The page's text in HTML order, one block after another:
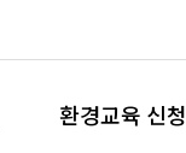
환경교육 신청